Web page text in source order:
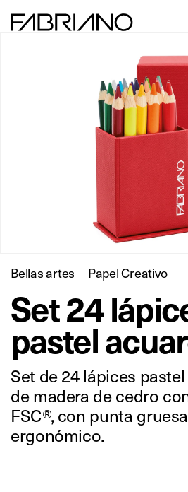
Bellas artes Papel Creativo
Set 24
pastel
Set de 24 lápices
de madera de cedro
FSC®, con punta
ergonómico.